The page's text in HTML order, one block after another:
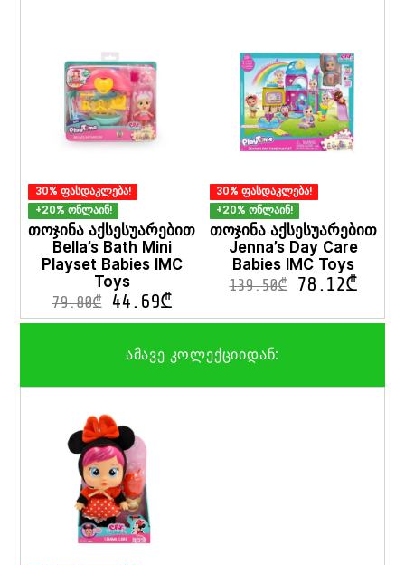
30% ფასდაკლება!
+20% ონლაინ!
თოჯინა აქსესუარებით
Bella’s Bath Mini
Playset Babies IMC
Toys
79.80₾ 44.69₾
30% ფასდაკლება!
+20% ონლაინ!
თოჯინა აქსესუარებით
Jenna’s Day Care
Babies IMC Toys
139.50₾ 78.12₾
ამავე კოლექციიდან: